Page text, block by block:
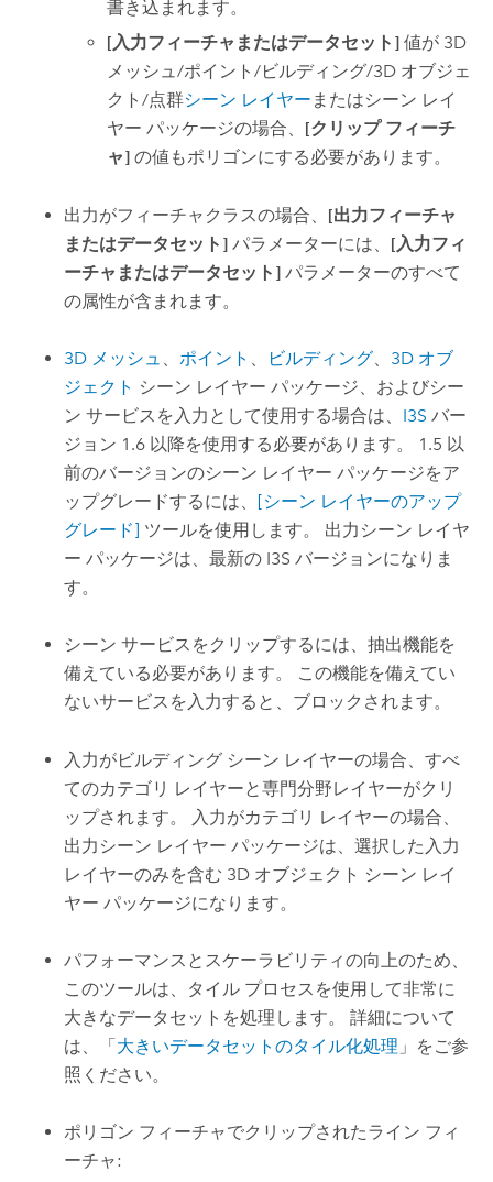
書き込まれます。
[入力フィーチャまたはデータセット] 値が 3D
メッシュ/ポイント/ビルディング/3D オブジェ
クト/点群シーン レイヤー またはシーン レイ
ヤー パッケージの場合、 [クリップ フィーチ
ャ] の値もポリゴンにする必要があります。
出力がフィーチャクラスの場合、 [出力フィーチャ
またはデータセット] パラメーターには、 [入力フィ
ーチャまたはデータセット] パラメーターのすべて
の属性が含まれます。
3D メッシュ 、ポイント 、 ビルディング、 3D オブ
ジェクト シーン レイヤー パッケージ、およびシー
ン サービスを入力として使用する場合は、 I3S バー
ジョン 1.6 以降を使用する必要があります。 1.5 以
前のバージョンのシーン レイヤー パッケージをア
ップグレードするには、 [シーン レイヤーのアップ
グレード] ツールを使用します。 出力シーン レイヤ
ー パッケージは、最新の I3S バージョンになりま
す。
シーン サービスをクリップするには、抽出機能を
備えている必要があります。 この機能を備えてい
ないサービスを入力すると、ブロックされます。
入力がビルディング シーン レイヤーの場合、すべ
てのカテゴリ レイヤーと専門分野レイヤーがクリ
ップされます。 入力がカテゴリ レイヤーの場合、
出力シーン レイヤー パッケージは、選択した入力
レイヤーのみを含む 3D オブジェクト シーン レイ
ヤー パッケージになります。
パフォーマンスとスケーラビリティの向上のため、
このツールは、タイル プロセスを使用して非常に
大きなデータセットを処理します。 詳細について
は、「大きいデータセットのタイル化処理 」をご参
照ください。
ポリゴン フィーチャでクリップされたライン フィ
ーチャ: